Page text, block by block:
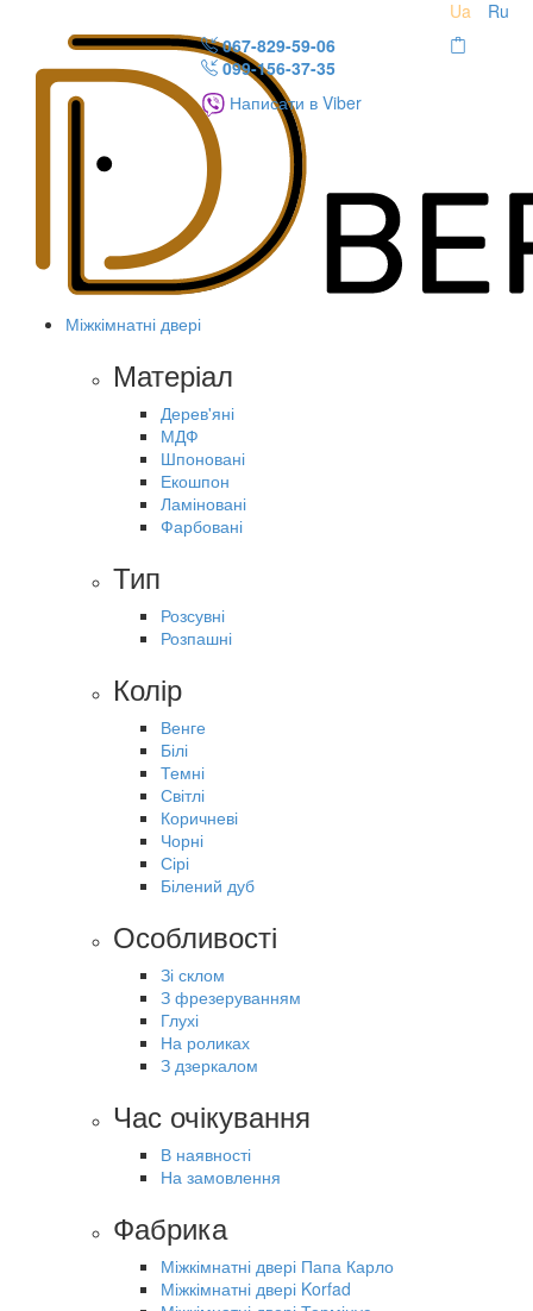
Ua
Ru
067-829-59-06
099-156-37-35
Написати в Viber
Міжкімнатні двері
Матеріал
Дерев'яні
МДФ
Шпоновані
Екошпон
Ламіновані
Фарбовані
Тип
Розсувні
Розпашні
Колір
Венге
Білі
Темні
Світлі
Коричневі
Чорні
Сірі
Білений дуб
Особливості
Зі склом
З фрезеруванням
Глухі
На роликах
З дзеркалом
Час очікування
В наявності
На замовлення
Фабрика
Міжкімнатні двері Папа Карло
Міжкімнатні двері Korfad